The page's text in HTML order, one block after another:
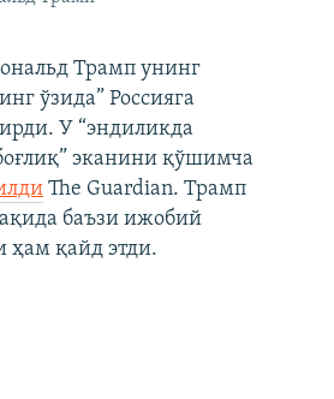
Трамп унинг
ўзида” Россияга
У “эндиликда
эканини қўшимча
The Guardian. Трамп
баъзи ижобий
ҳам қайд этди.